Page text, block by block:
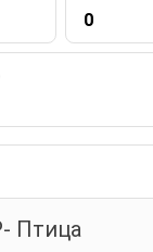
0
Птица